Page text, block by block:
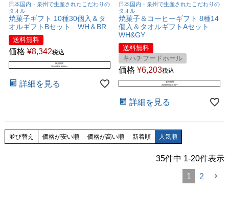
日本国内・泉州で生産されたこだわりの
タオル
焼菓子ギフト 10種30個入＆タ
オルギフトBセット WH＆BR
送料無料
価格 ¥8,342税込
販売期間
2024/09/28 10:00〜
詳細を見る
日本国内・泉州で生産されたこだわりの
タオル
焼菓子＆コーヒーギフト 8種14
個入＆タオルギフトAセット
WH&GY
送料無料
キハチフードホール
価格 ¥6,203税込
販売期間
2024/09/01 10:00〜
詳細を見る
並び替え 価格が安い順 価格が高い順 新着順 人気順
35件中 1-20件表示
1
2